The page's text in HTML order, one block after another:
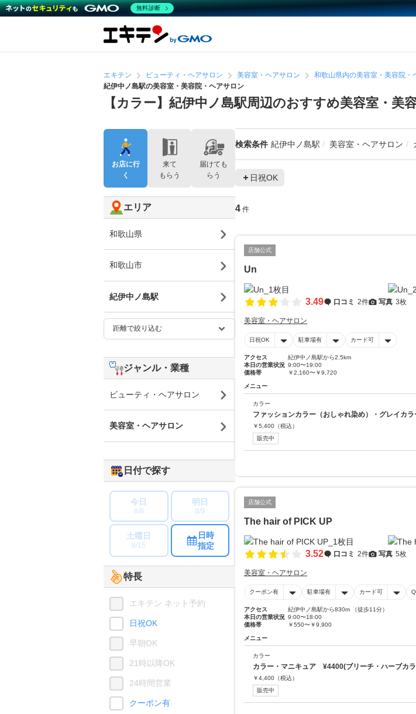
エキテン ビューティ・ヘアサロン 美容室・ヘアサロン 和歌山県内の美容室・美容院・
紀伊中ノ島駅の美容室・美容院・ヘアサロン
【カラー】紀伊中ノ島駅周辺のおすすめ美容室・美
検索条件 紀伊中ノ島駅 美容室・ヘアサロン
日祝OK
4 件
店舗公式
Un
3.49 口コミ 2件 写真 3枚
美容室・ヘアサロン
日祝OK 駐車場有 カード可
アクセス
紀伊中ノ島駅から2.5km
本日の営業状況 9:00〜19:00
価格帯
￥2,160〜￥9,720
メニュー
カラー
ファッションカラー（おしゃれ染め）・グレイカラ
￥5,400 （税込）
販売中
店舗公式
The hair of PICK UP
3.52 口コミ 2件 写真 5枚
美容室・ヘアサロン
クーポン有 駐車場有 カード可
アクセス
紀伊中ノ島駅から830m （徒歩11分）
本日の営業状況 9:00〜18:00
価格帯
￥550〜￥9,900
メニュー
カラー
カラー・マニキュア ¥4400(ブリーチ・ハーブカ
￥4,400 （税込）
販売中
お店に行
く
来て
もらう
届けても
らう
エリア
和歌山県
和歌山市
紀伊中ノ島駅
ジャンル・業種
ビューティ・ヘアサロン
美容室・ヘアサロン
日付で探す
今日
8/8
明日
8/9
土曜日
8/15
日時
指定
特長
エキテン ネット予約
日祝OK
早朝OK
21時以降OK
24時間営業
クーポン有
無料診断